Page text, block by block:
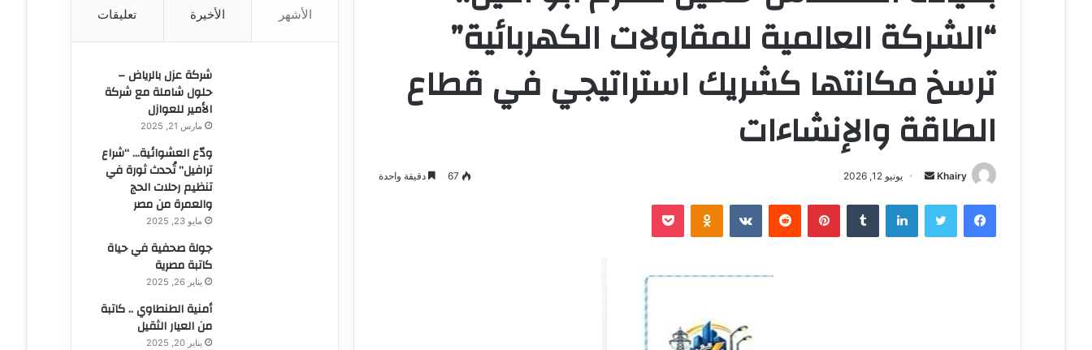
“الشركة العالمية للمقاولات الكهربائية”
ترسخ مكانتها كشريك استراتيجي في قطاع
الطاقة والإنشاءات
Khairy
أ
ل
يونيو 12, 2026 67 دقيقة واحدة
فيسبوك تويتر لينكدإن ‏Tumblr بينتيريست ‏Reddit
‏VKontakte
Odnoklassniki بوكيت
الأشهر الأخيرة تعليقات
شركة عزل بالرياض –
حلول شاملة مع شركة
الأمير للعوازل
مارس 21, 2025
ودّع العشوائية… “شراع
ترافيل” تُحدث ثورة في
تنظيم رحلات الحج
والعمرة من مصر
مايو 23, 2025
جولة صحفية في حياة
كاتبة مصرية
يناير 26, 2025
أمنية الطنطاوي .. كاتبة
من العيار الثقيل
يناير 20, 2025